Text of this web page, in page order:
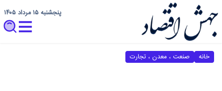
پنجشنبه ۱۵ مرداد ۱۴۰۵
خانه صنعت ، معدن ، تجارت